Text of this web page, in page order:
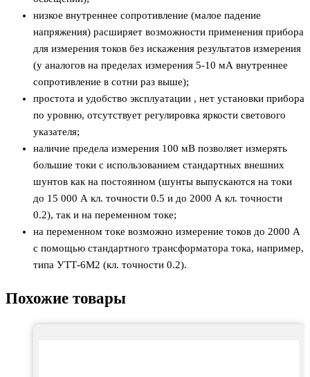
низкое внутреннее сопротивление (малое падение
напряжения) расширяет возможности применения прибора
для измерения токов без искажения результатов измерения
(у аналогов на пределах измерения 5-10 мА внутреннее
сопротивление в сотни раз выше);
простота и удобство эксплуатации , нет установки прибора
по уровню, отсутствует регулировка яркости светового
указателя;
наличие предела измерения 100 мВ позволяет измерять
большие токи с использованием стандартных внешних
шунтов как на постоянном (шунты выпускаются на токи
до 15 000 А кл. точности 0.5 и до 2000 А кл. точности
0.2), так и на переменном токе;
на переменном токе возможно измерение токов до 2000 А
с помощью стандартного трансформатора тока, например,
типа УТТ-6М2 (кл. точности 0.2).
Похожие товары